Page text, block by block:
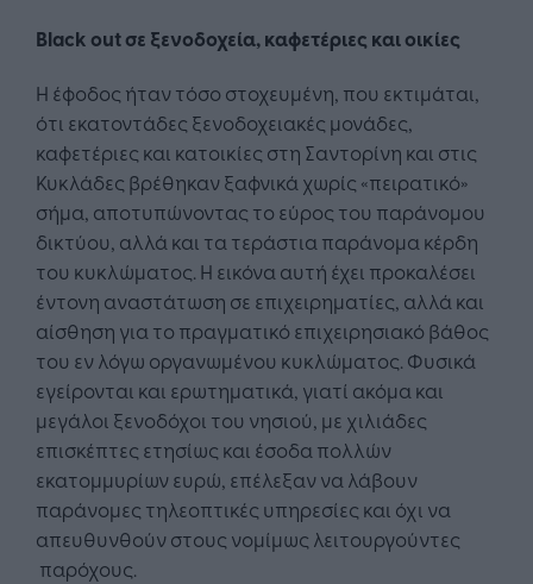
Black out σε ξενοδοχεία, καφετέριες και οικίες
Η έφοδος ήταν τόσο στοχευμένη, που εκτιμάται,
ότι εκατοντάδες ξενοδοχειακές μονάδες,
καφετέριες και κατοικίες στη Σαντορίνη και στις
Κυκλάδες βρέθηκαν ξαφνικά χωρίς «πειρατικό»
σήμα, αποτυπώνοντας το εύρος του παράνομου
δικτύου, αλλά και τα τεράστια παράνομα κέρδη
του κυκλώματος. Η εικόνα αυτή έχει προκαλέσει
έντονη αναστάτωση σε επιχειρηματίες, αλλά και
αίσθηση για το πραγματικό επιχειρησιακό βάθος
του εν λόγω οργανωμένου κυκλώματος. Φυσικά
εγείρονται και ερωτηματικά, γιατί ακόμα και
μεγάλοι ξενοδόχοι του νησιού, με χιλιάδες
επισκέπτες ετησίως και έσοδα πολλών
εκατομμυρίων ευρώ, επέλεξαν να λάβουν
παράνομες τηλεοπτικές υπηρεσίες και όχι να
απευθυνθούν στους νομίμως λειτουργούντες
παρόχους.